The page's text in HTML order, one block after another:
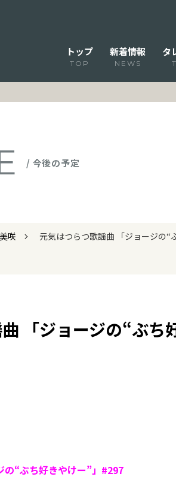
トップ
TOP
新着情報
NEWS
タ
/ 今後の予定
咲 元気はつらつ歌謡曲 「ジョージの“
「ジョージの“ぶち
の“ぶち好きやけー”」#297